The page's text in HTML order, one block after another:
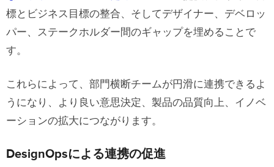
標とビジネス目標の整合、そしてデザイナー、デベロッ
パー、ステークホルダー間のギャップを埋めることで
す。
これらによって、部門横断チームが円滑に連携できるよ
うになり、より良い意思決定、製品の品質向上、イノベ
ーションの拡大につながります。
DesignOpsによる連携の促進